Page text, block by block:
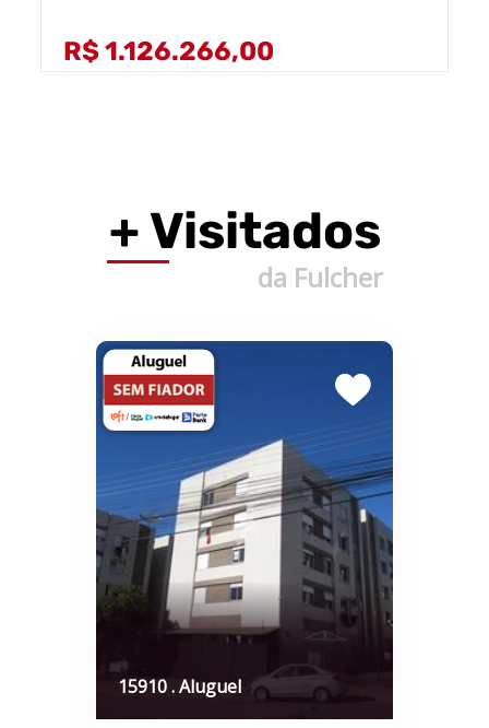
R$ 1.126.266,00
+ Visitados
da Fulcher
15910 . Aluguel